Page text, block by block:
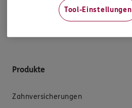
So erreichen Sie uns
Produkte
Zahnversicherungen
Tool-Einstellungen